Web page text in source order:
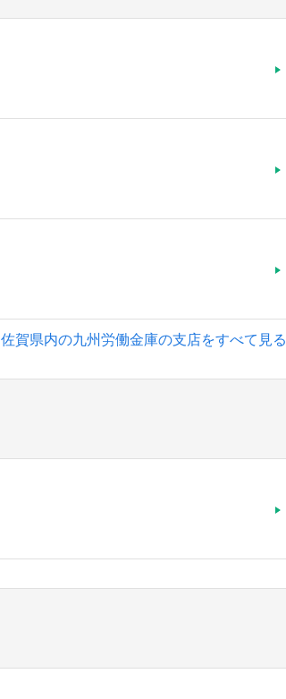
佐賀県内の九州労働金庫の支店をすべて見る